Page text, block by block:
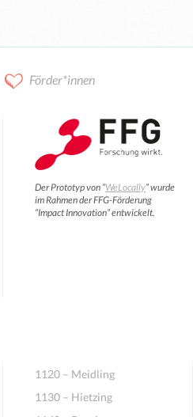
Förder*innen
Der Prototyp von “WeLocally” wurde
im Rahmen der FFG-Förderung
“Impact Innovation” entwickelt.
1120 – Meidling
1130 – Hietzing